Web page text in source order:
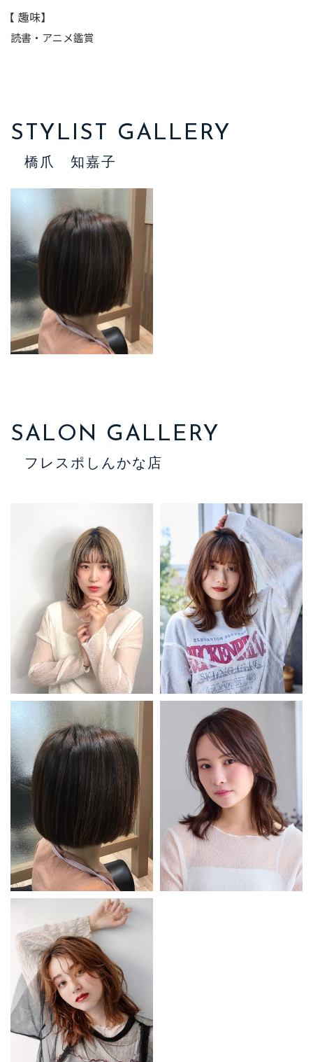
【 趣味】
読書・アニメ鑑賞
STYLIST GALLERY
橋爪 知嘉子
SALON GALLERY
フレスポしんかな店